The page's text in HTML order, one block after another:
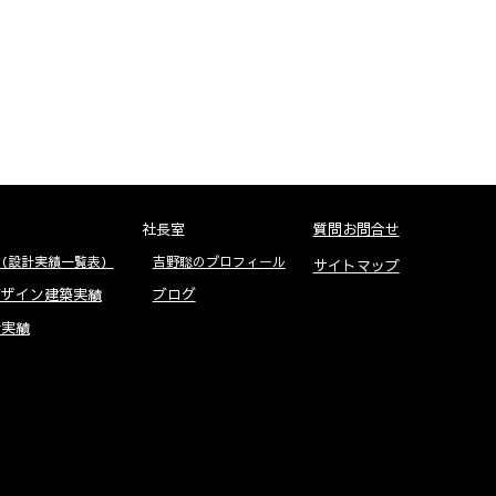
計実績一覧表）
イン建築実績
績
社長室
吉野聡のプロフィール
ブログ
質問お問合せ
サイトマップ